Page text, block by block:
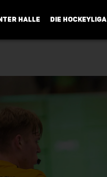
HALLE DIE HOCKEYLIGA